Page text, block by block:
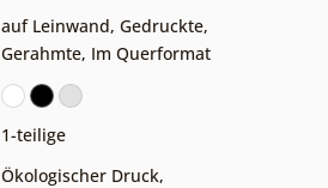
auf Leinwand, Gedruckte,
Gerahmte, Im Querformat
1-teilige
Ökologischer Druck,